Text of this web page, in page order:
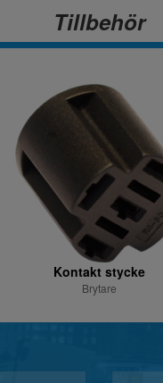
Tillbehör
Kontakt stycke
Brytare